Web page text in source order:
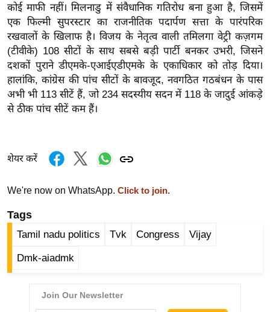
नो
रं
ज
न
ज
ग
त
हॉ
वु
ड
फि
कोई माफी नहीं। मिलनाडु में संवैधानिक गतिरोध बना हुआ है, जिसमें
एक फिल्मी सुपरस्टार का राजनीतिक पदार्पण सत्ता के पारंपरिक
रखवालों के खिलाफ है। विजय के नेतृत्व वाली तमिलगा वेट्री कज़गम
(टीवीके) 108 सीटों के साथ सबसे बड़ी पार्टी बनकर उभरी, जिसने
दशकों पुराने डीएमके-एआईएडीएमके के एकाधिकार को तोड़ दिया।
हालांकि, कांग्रेस की पांच सीटों के बावजूद, नवगठित गठबंधन के पास
अभी भी 113 सीटें हैं, जो 234 सदस्यीय सदन में 118 के जादुई आंकड़े
से ठीक पांच सीटें कम हैं।
शेयर करें
We're now on WhatsApp. Click to join.
Tags
Tamil nadu politics Tvk Congress Vijay
Dmk-aiadmk